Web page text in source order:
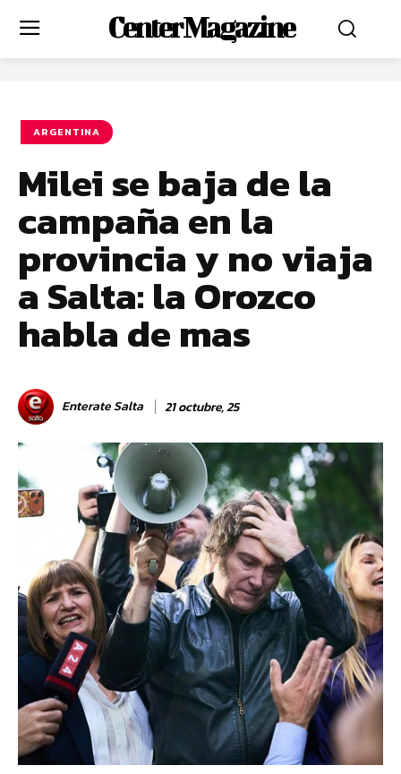
Center Magazine
ARGENTINA
Milei se baja de la
campaña en la
provincia y no viaja
a Salta: la Orozco
habla de mas
Enterate Salta 21 octubre, 25